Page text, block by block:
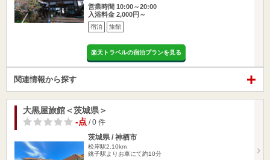
営業時間 10:00～20:00
入浴料金 2,000円～
宿泊 旅館
楽天トラベルの宿泊プランを見る
関連情報から探す
大黒屋旅館＜茨城県＞
-点 / 0 件
茨城県 / 神栖市
松岸駅2.10km
銚子駅よりお車にて約10分